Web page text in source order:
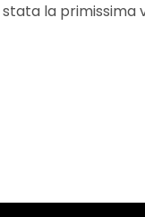
la primissima